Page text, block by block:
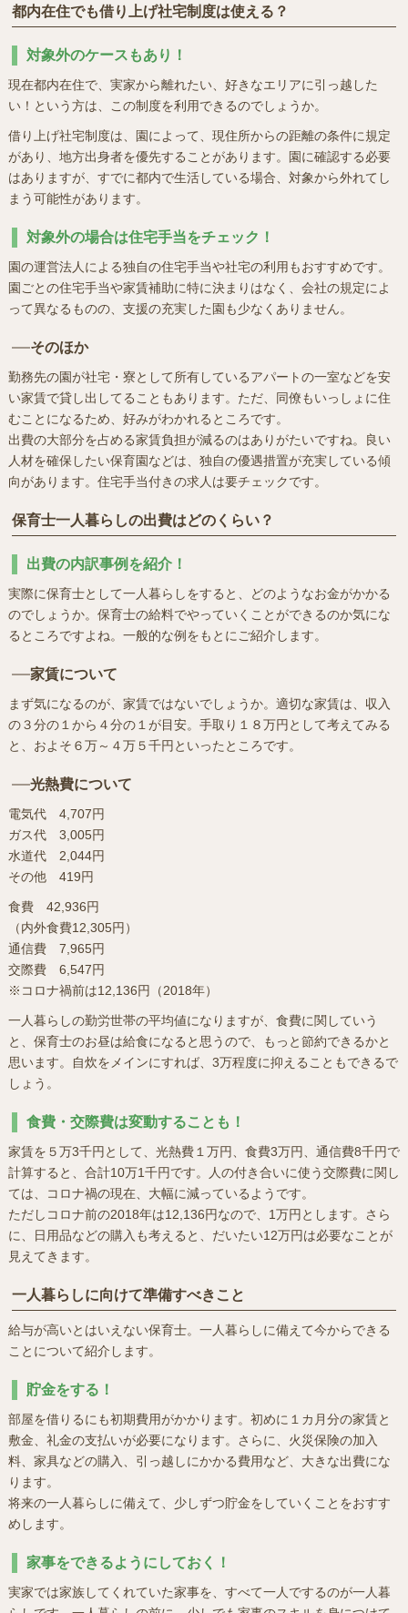
都内在住でも借り上げ社宅制度は使える？
対象外のケースもあり！
現在都内在住で、実家から離れたい、好きなエリアに引っ越した
い！という方は、この制度を利用できるのでしょうか。
借り上げ社宅制度は、園によって、現住所からの距離の条件に規定
があり、地方出身者を優先することがあります。園に確認する必要
はありますが、すでに都内で生活している場合、対象から外れてし
まう可能性があります。
対象外の場合は住宅手当をチェック！
園の運営法人による独自の住宅手当や社宅の利用もおすすめです。
園ごとの住宅手当や家賃補助に特に決まりはなく、会社の規定によ
って異なるものの、支援の充実した園も少なくありません。
そのほか
勤務先の園が社宅・寮として所有しているアパートの一室などを安
い家賃で貸し出してることもあります。ただ、同僚もいっしょに住
むことになるため、好みがわかれるところです。
出費の大部分を占める家賃負担が減るのはありがたいですね。良い
人材を確保したい保育園などは、独自の優遇措置が充実している傾
向があります。住宅手当付きの求人は要チェックです。
保育士一人暮らしの出費はどのくらい？
出費の内訳事例を紹介！
実際に保育士として一人暮らしをすると、どのようなお金がかかる
のでしょうか。保育士の給料でやっていくことができるのか気にな
るところですよね。一般的な例をもとにご紹介します。
家賃について
まず気になるのが、家賃ではないでしょうか。適切な家賃は、収入
の３分の１から４分の１が目安。手取り１８万円として考えてみる
と、およそ６万～４万５千円といったところです。
光熱費について
電気代 4,707円
ガス代 3,005円
水道代 2,044円
その他 419円
食費 42,936円
（内外食費12,305円）
通信費 7,965円
交際費 6,547円
※コロナ禍前は12,136円（2018年）
一人暮らしの勤労世帯の平均値になりますが、食費に関していう
と、保育士のお昼は給食になると思うので、もっと節約できるかと
思います。自炊をメインにすれば、3万程度に抑えることもできるで
しょう。
食費・交際費は変動することも！
家賃を５万3千円として、光熱費１万円、食費3万円、通信費8千円で
計算すると、合計10万1千円です。人の付き合いに使う交際費に関し
ては、コロナ禍の現在、大幅に減っているようです。
ただしコロナ前の2018年は12,136円なので、1万円とします。さら
に、日用品などの購入も考えると、だいたい12万円は必要なことが
見えてきます。
一人暮らしに向けて準備すべきこと
給与が高いとはいえない保育士。一人暮らしに備えて今からできる
ことについて紹介します。
貯金をする！
部屋を借りるにも初期費用がかかります。初めに１カ月分の家賃と
敷金、礼金の支払いが必要になります。さらに、火災保険の加入
料、家具などの購入、引っ越しにかかる費用など、大きな出費にな
ります。
将来の一人暮らしに備えて、少しずつ貯金をしていくことをおすす
めします。
家事をできるようにしておく！
実家では家族してくれていた家事を、すべて一人でするのが一人暮